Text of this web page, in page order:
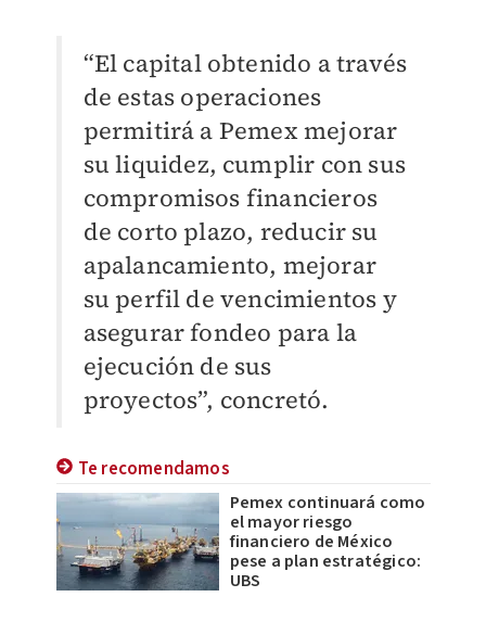
“El capital obtenido a través
de estas operaciones
permitirá a Pemex mejorar
su liquidez, cumplir con sus
compromisos financieros
de corto plazo, reducir su
apalancamiento, mejorar
su perfil de vencimientos y
asegurar fondeo para la
ejecución de sus
proyectos”, concretó.
Te recomendamos
Pemex continuará como
el mayor riesgo
financiero de México
pese a plan estratégico:
UBS